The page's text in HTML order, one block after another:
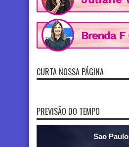
CURTA NOSSA PÁGINA
PREVISÃO DO TEMPO
Sao Paulo